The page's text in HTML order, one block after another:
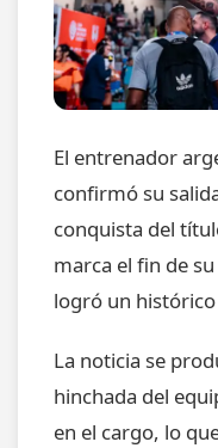
El entrenador
confirmó su
conquista del
marca el fin de
logró un
La noticia se
hinchada del
en el cargo, lo